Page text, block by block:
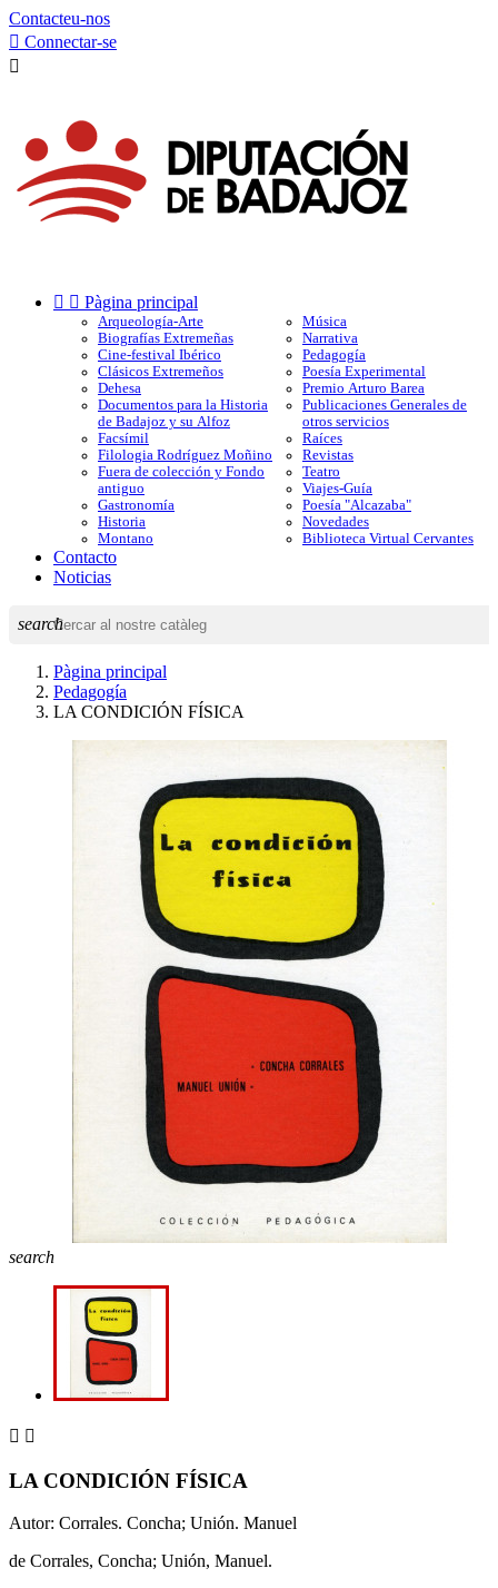
Contacteu-nos
 Connectar-se

  Pàgina principal
Arqueología-Arte
Biografías Extremeñas
Cine-festival Ibérico
Clásicos Extremeños
Dehesa
Documentos para la Historia
de Badajoz y su Alfoz
Facsímil
Filologia Rodríguez Moñino
Fuera de colección y Fondo
antiguo
Gastronomía
Historia
Montano
Música
Narrativa
Pedagogía
Poesía Experimental
Premio Arturo Barea
Publicaciones Generales de
otros servicios
Raíces
Revistas
Teatro
Viajes-Guía
Poesía "Alcazaba"
Novedades
Biblioteca Virtual Cervantes
Contacto
Noticias
search
Pàgina principal
Pedagogía
LA CONDICIÓN FÍSICA
search
 
LA CONDICIÓN FÍSICA
Autor: Corrales. Concha; Unión. Manuel
de Corrales, Concha; Unión, Manuel.